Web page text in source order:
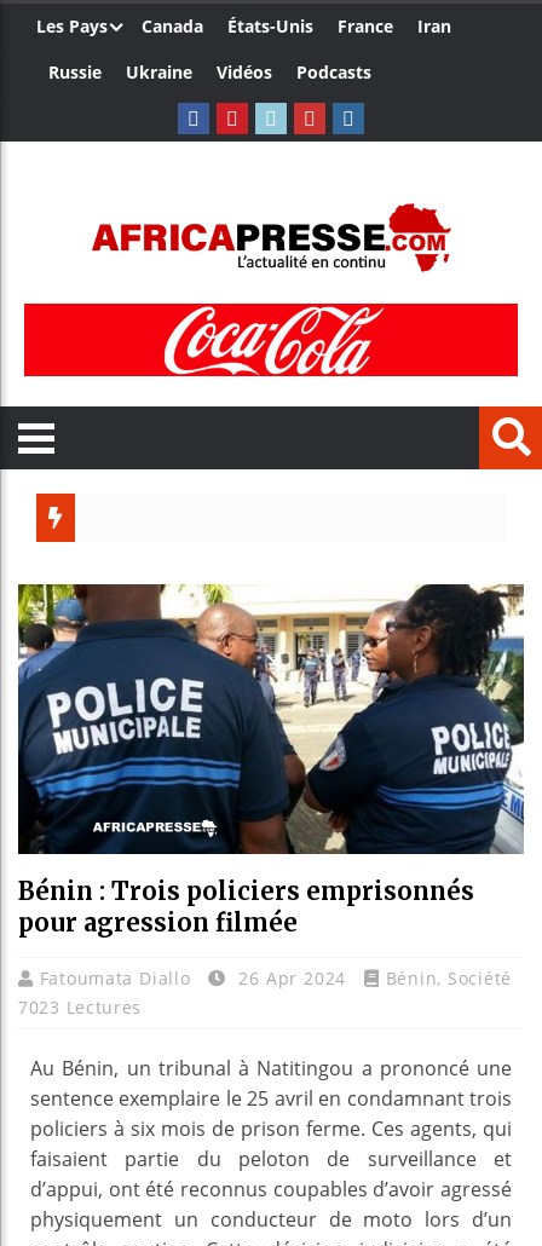
Les Pays Canada États-Unis France
Iran
Russie
Ukraine Vidéos Podcasts
Bénin : Trois policiers emprisonnés
pour agression filmée
Fatoumata Diallo 26 Apr 2024 Bénin, Société
7023 Lectures
Au Bénin, un tribunal à Natitingou a prononcé une
sentence exemplaire le 25 avril en condamnant trois
policiers à six mois de prison ferme. Ces agents, qui
faisaient partie du peloton de surveillance et
d’appui, ont été reconnus coupables d’avoir agressé
physiquement un conducteur de moto lors d’un